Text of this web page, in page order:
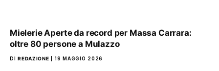
Mielerie Aperte da record per Massa Carrara:
oltre 80 persone a Mulazzo
DI REDAZIONE 19 MAGGIO 2026